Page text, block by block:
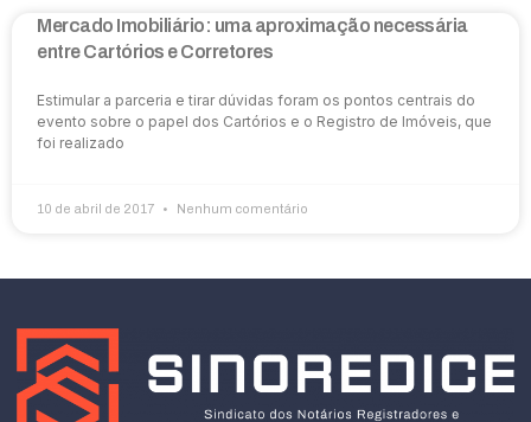
Mercado Imobiliário: uma aproximação necessária
entre Cartórios e Corretores
Estimular a parceria e tirar dúvidas foram os pontos centrais do
evento sobre o papel dos Cartórios e o Registro de Imóveis, que
foi realizado
10 de abril de 2017 Nenhum comentário